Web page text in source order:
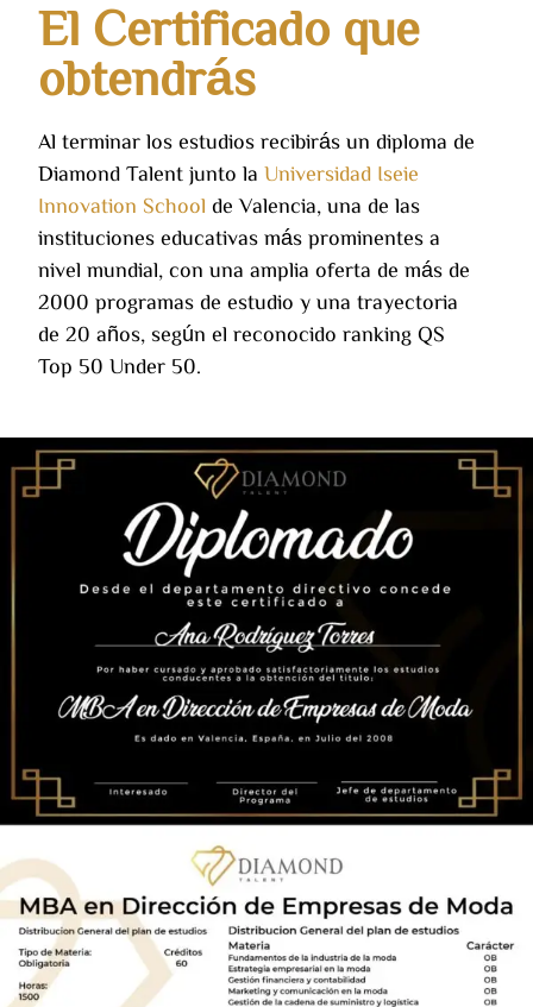
El Certificado que
obtendrás
Al terminar los estudios recibirás un diploma de
Diamond Talent junto la Universidad Iseie
Innovation School de Valencia, una de las
instituciones educativas más prominentes a
nivel mundial, con una amplia oferta de más de
2000 programas de estudio y una trayectoria
de 20 años, según el reconocido ranking QS
Top 50 Under 50.